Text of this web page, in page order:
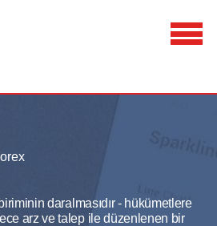
daralmasıdır - hükümetlere
arz ve talep ile düzenlenen bir